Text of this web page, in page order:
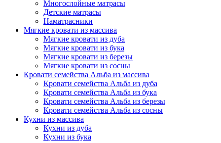
Многослойные матрасы
Детские матрасы
Наматрасники
Мягкие кровати из массива
Мягкие кровати из дуба
Мягкие кровати из бука
Мягкие кровати из березы
Мягкие кровати из сосны
Кровати семейства Альба из массива
Кровати семейства Альба из дуба
Кровати семейства Альба из бука
Кровати семейства Альба из березы
Кровати семейства Альба из сосны
Кухни из массива
Кухни из дуба
Кухни из бука